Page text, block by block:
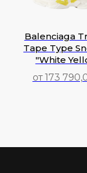
Balenciaga
Tape Type
"White
от 173